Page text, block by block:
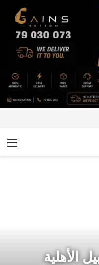
الأهلية